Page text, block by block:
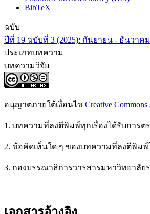
BibTeX
ฉบับ
ปีที่ 19 ฉบับที่ 3 (2025): กันยายน - ธันวาคม
ประเภทบทความ
บทความวิจัย
อนุญาตภายใต้เงื่อนไข Creative
1. บทความที่ลงตีพิมพ์ทุกเรื่องได้รับการต
2. ข้อคิดเห็นใด ๆ ของบทความที่ลงตีพิม
3. กองบรรณาธิการวารสารมหาวิทยาลั